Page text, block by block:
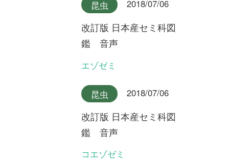
植物 FREE 2025/09/17
永田芳男さんの日本全
国花行脚
種・ゲイビゼキショウ
植物 FREE 2024/08/06
永田芳男さんの日本全
国花行脚
ランを探して ～鹿児島県屋